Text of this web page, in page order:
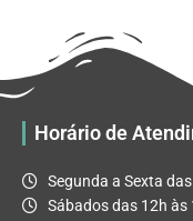
Horário de
Segunda a Sexta
Sábados das 12h às